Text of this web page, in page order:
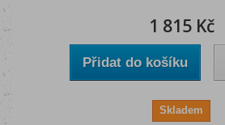
1 815 Kč
Přidat do košíku
Skladem